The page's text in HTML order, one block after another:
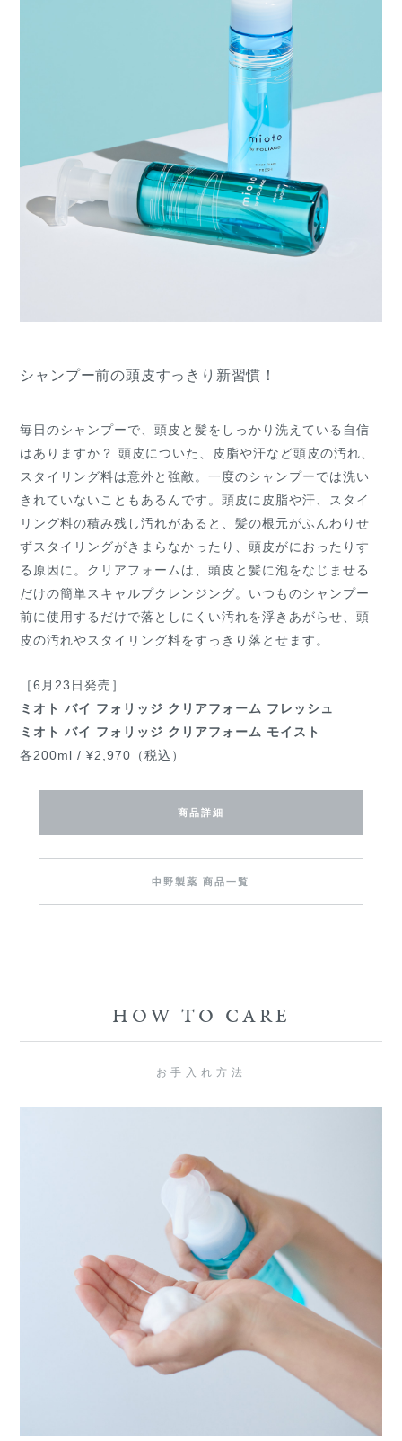
シャンプー前の頭皮すっきり新習慣！
毎日のシャンプーで、頭皮と髪をしっかり洗えている自信
はありますか？ 頭皮についた、皮脂や汗など頭皮の汚れ、
スタイリング料は意外と強敵。一度のシャンプーでは洗い
きれていないこともあるんです。頭皮に皮脂や汗、スタイ
リング料の積み残し汚れがあると、髪の根元がふんわりせ
ずスタイリングがきまらなかったり、頭皮がにおったりす
る原因に。クリアフォームは、頭皮と髪に泡をなじませる
だけの簡単スキャルプクレンジング。いつものシャンプー
前に使用するだけで落としにくい汚れを浮きあがらせ、頭
皮の汚れやスタイリング料をすっきり落とせます。
［6月23日発売］
ミオト バイ フォリッジ クリアフォーム フレッシュ
ミオト バイ フォリッジ クリアフォーム モイスト
各200ml / ¥2,970（税込）
商品詳細
中野製薬 商品一覧
HOW TO CARE
お手入れ方法